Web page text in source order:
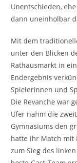
Unentschieden,
dann uneinholbar
Mit dem
unter den Blicken
Rathausmarkt in
Endergebnis
Spielerinnen und
Die Revanche war
Ufer nahm die
Gymnasiums den
hatte ihr Match mit
zum Sieg des